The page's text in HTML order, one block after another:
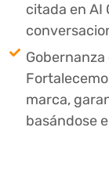
citada en AI
marca,
basándose